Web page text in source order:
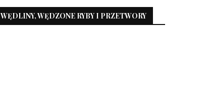
WĘDLINY, WĘDZONE RYBY I PRZETWORY